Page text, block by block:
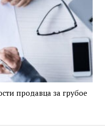
продавца за грубое